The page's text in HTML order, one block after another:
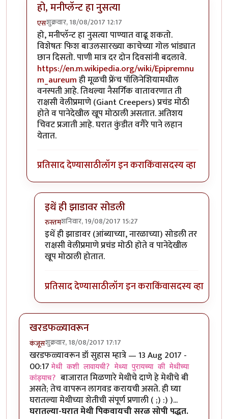
हो, मनीप्लॅन्ट हा नुसत्या
एसशुक्रवार, 18/08/2017 12:17
In reply toधन्यवाद!byपिलीयन रायडर
हो, मनीप्लॅन्ट हा नुसत्या पाण्यात वाढू शकतो.
विशेषतः फिश बाउलसारख्या काचेच्या गोल भांड्यात
छान दिसतो. पाणी मात्र दर दोन दिवसांनी बदलावे.
https://en.m.wikipedia.org/wiki/Epipremnu
m_aureumही मूळची फ्रेंच पॉलिनेशियामधील
वनस्पती आहे. तिथल्या नैसर्गिक वातावरणात ती
राक्षसी वेलीप्रमाणे (Giant Creepers) प्रचंड मोठी
होते व पानेदेखील खूप मोठाली असतात. अतिशय
चिवट प्रजाती आहे. घरात कुंडीत वगैरे पाने लहान
येतात.
प्रतिसाद देण्यासाठीलॉग इन कराकिंवासदस्य व्हा
इथें ही झाडावर सोडली
रुस्तमशनिवार, 19/08/2017 15:27
In reply toहो, मनीप्लॅन्ट हा नुसत्याbyएस
इथें ही झाडावर (आंब्याच्या, नारळाच्या) सोडली तर
राक्षसी वेलीप्रमाणे प्रचंड मोठी होते व पानेदेखील
खूप मोठाली होतात.
प्रतिसाद देण्यासाठीलॉग इन कराकिंवासदस्य व्हा
खरडफळ्यावरून
कंजूसशुक्रवार, 18/08/2017 17:17
खरडफळ्यावरून डॉ सुहास म्हात्रे — 13 Aug 2017 -
00:17मेथी कशी लावायची? मेथ्या पुरायच्या की मेथीच्या
कांड्याच? बाजारात मिळणारे मेथीचे दाणे हे मेथीचे बी
असते; तेच वापरून लागवड करायची असते. ही घ्या
घरातल्या मेथीच्या शेतीची संपूर्ण प्रणाली ( ;) :) )...
घरातल्या-घरात मेथी पिकवायची सरळ सोपी पद्धत.